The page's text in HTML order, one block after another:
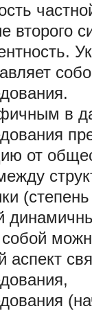
второго
в
от
аспект